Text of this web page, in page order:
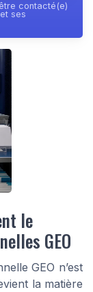
contacté(e)
ses
le
GEO
GEO n’est
la matière